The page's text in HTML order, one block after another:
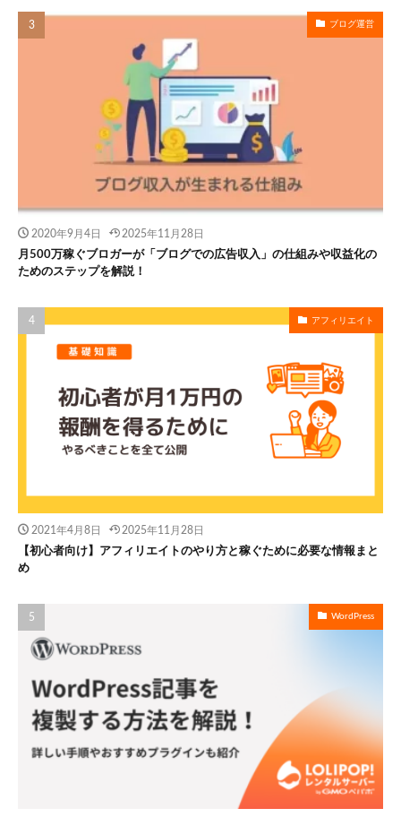
ブログ運営
2020年9月4日 2025年11月28日
月500万稼ぐブロガーが「ブログでの広告収入」の仕組みや収益化の
ためのステップを解説！
アフィリエイト
2021年4月8日 2025年11月28日
【初心者向け】アフィリエイトのやり方と稼ぐために必要な情報まと
め
WordPress